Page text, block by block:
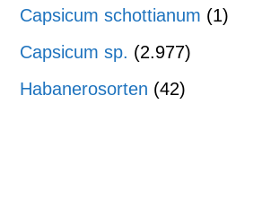
Capsicum schottianum (1)
Capsicum sp. (2.977)
Habanerosorten (42)